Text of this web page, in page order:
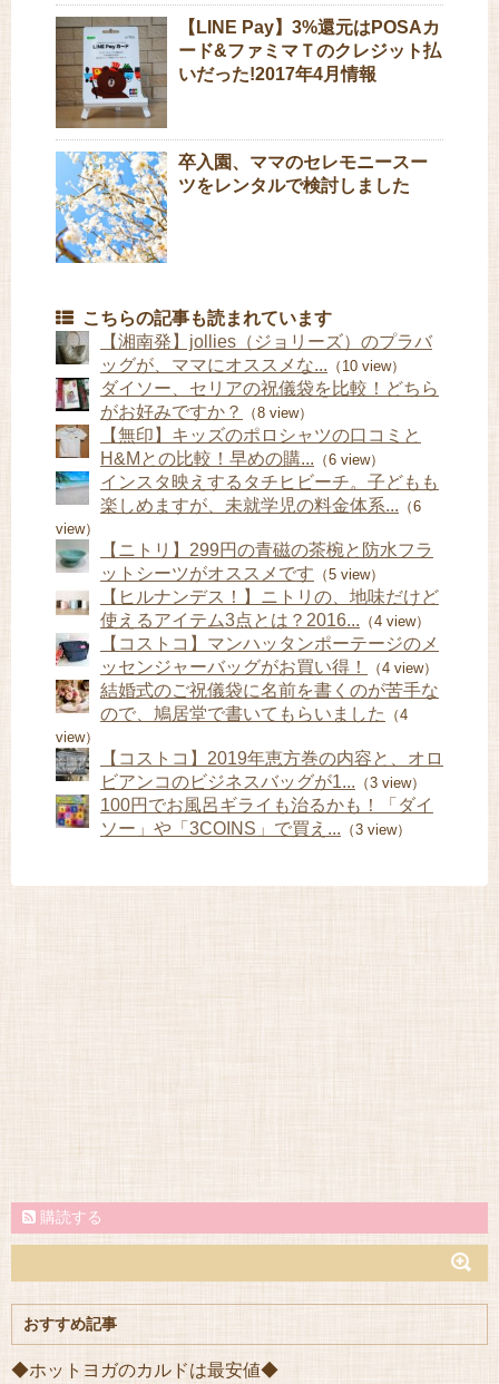
【LINE Pay】3%還元はPOSAカ
ード&ファミマＴのクレジット払
いだった!2017年4月情報
卒入園、ママのセレモニースー
ツをレンタルで検討しました
こちらの記事も読まれています
【湘南発】jollies（ジョリーズ）のプラバ
ッグが、ママにオススメな... （10 view）
ダイソー、セリアの祝儀袋を比較！どちら
がお好みですか？
（8 view）
【無印】キッズのポロシャツの口コミと
H&Mとの比較！早めの購... （6 view）
インスタ映えするタチヒビーチ。子どもも
楽しめますが、未就学児の料金体系... （6
view）
【ニトリ】299円の青磁の茶椀と防水フラ
ットシーツがオススメです （5 view）
【ヒルナンデス！】ニトリの、地味だけど
使えるアイテム3点とは？2016... （4 view）
【コストコ】マンハッタンポーテージのメ
ッセンジャーバッグがお買い得！
（4 view）
結婚式のご祝儀袋に名前を書くのが苦手な
ので、鳩居堂で書いてもらいました
（4
view）
【コストコ】2019年恵方巻の内容と、オロ
ビアンコのビジネスバッグが1... （3 view）
100円でお風呂ギライも治るかも！「ダイ
ソー」や「3COINS」で買え... （3 view）
購読する
おすすめ記事
◆ホットヨガのカルドは最安値◆